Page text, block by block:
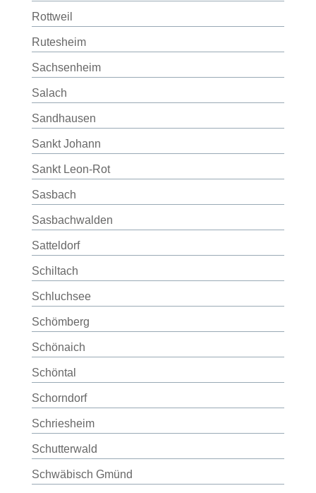
Rottweil
Rutesheim
Sachsenheim
Salach
Sandhausen
Sankt Johann
Sankt Leon-Rot
Sasbach
Sasbachwalden
Satteldorf
Schiltach
Schluchsee
Schömberg
Schönaich
Schöntal
Schorndorf
Schriesheim
Schutterwald
Schwäbisch Gmünd